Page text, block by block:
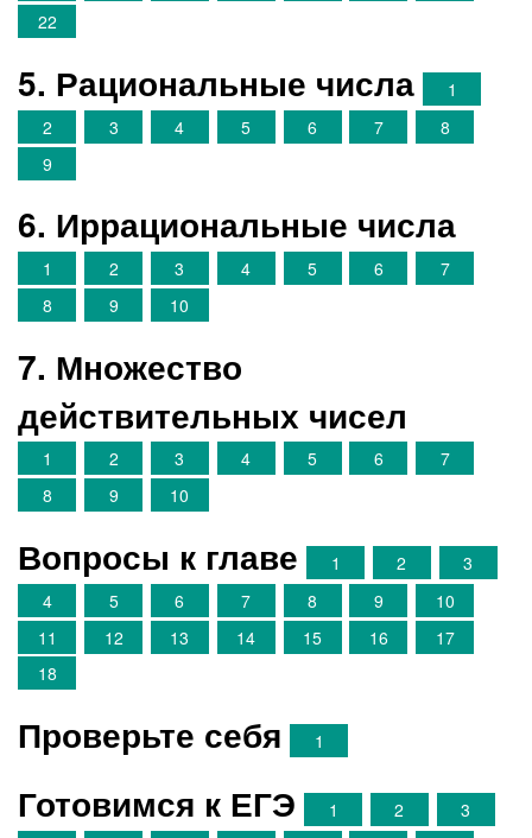
22
5. Рациональные числа
1
2
3 4 5 6 7
8
9
6. Иррациональные числа
1 2 3 4 5 6
7
8
9 10
7. Множество
действительных чисел
1 2 3 4 5 6
7
8
9 10
Вопросы к главе 1 2
3
4
5 6 7 8 9
10
11
12 13 14 15 16
17
18
Проверьте себя 1
Готовимся к ЕГЭ 1 2
3